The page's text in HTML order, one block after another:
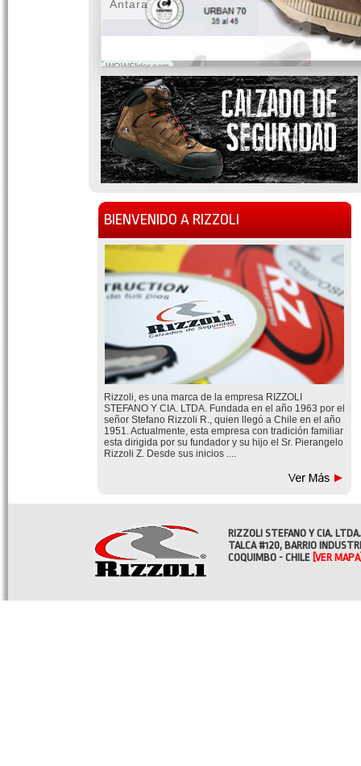
WOWSlider.com
Antara
BIENVENIDO A RIZZOLI
Rizzoli, es una marca de la empresa RIZZOLI
STEFANO Y CIA. LTDA. Fundada en el año 1963 por el
señor Stefano Rizzoli R., quien llegó a Chile en el año
1951. Actualmente, esta empresa con tradición familiar
esta dirigida por su fundador y su hijo el Sr. Pierangelo
Rizzoli Z. Desde sus inicios ....
RIZZOLI STEFANO Y CIA. LTDA.
TALCA #120, BARRIO
COQUIMBO - CHILE [VER